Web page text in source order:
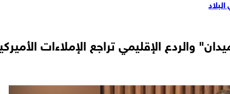
التي حاولت واشنطن تغييرها وفشلت
منتصرة
والردع الإقليمي تراجع الإملاءات